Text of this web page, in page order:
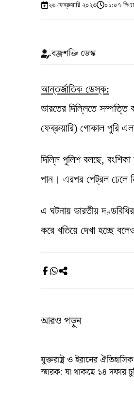
২৬ ফেব্রুয়ারি ২০২৩ ০১:০৭
বজ্রশক্তি ডেস্ক
আন্তর্জাতিক ডেস্ক:
ভারতের দিল্লিতে সম্পত্তি
ফেব্রুয়ারি) গোকাল পুরি
দিল্লি পুলিশ বলছে,
পান। এরপর পেট্রল ঢেলে
এ ঘটনায় ভারতীয়
করে খতিয়ে দেখা হচ্ছে
আরও পড়ুন
যুক্তরাষ্ট্র ও ইরানের
স্মারক: যা থাকছে ১৪ দফার